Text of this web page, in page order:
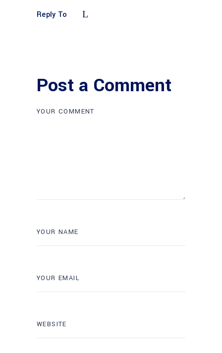
Reply To
Post a Comment